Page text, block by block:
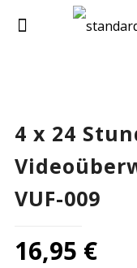
4 x 24
VUF-009
16,95 €